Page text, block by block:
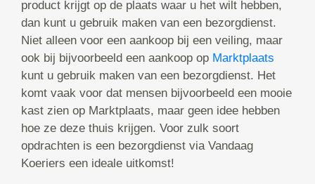
product krijgt op de plaats waar u het wilt hebben,
dan kunt u gebruik maken van een bezorgdienst.
Niet alleen voor een aankoop bij een veiling, maar
ook bij bijvoorbeeld een aankoop op Marktplaats
kunt u gebruik maken van een bezorgdienst. Het
komt vaak voor dat mensen bijvoorbeeld een mooie
kast zien op Marktplaats, maar geen idee hebben
hoe ze deze thuis krijgen. Voor zulk soort
opdrachten is een bezorgdienst via Vandaag
Koeriers een ideale uitkomst!